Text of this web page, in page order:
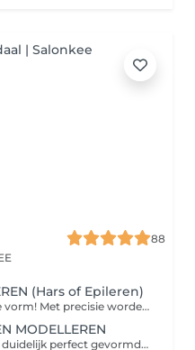
88
(Hars of Epileren)
Geef je wenkbrauwen de perfecte vorm! Met precisie worden haartjes bijgevormd en geaccentueerd met hars of epileren, zodat je ogen beter tot hun recht komen en je gezicht een verzorgde, stralende uitstraling krijgt.
MODELLEREN
Breng kleur aan voor een vollere, duidelijk perfect gevormde wenkbrauw. Ideaal om je ogen te laten spreken en de natuurlijke schoonheid van je gezicht te benadrukken.